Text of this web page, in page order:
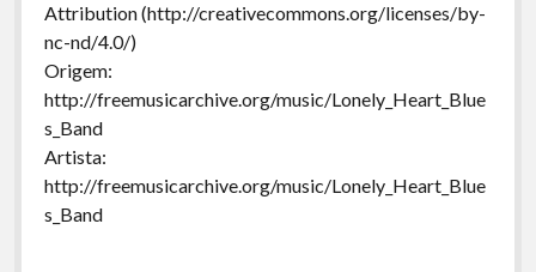
Attribution (http://creativecommons.org/licenses/by-
nc-nd/4.0/)
Origem:
http://freemusicarchive.org/music/Lonely_Heart_Blue
s_Band
Artista:
http://freemusicarchive.org/music/Lonely_Heart_Blue
s_Band